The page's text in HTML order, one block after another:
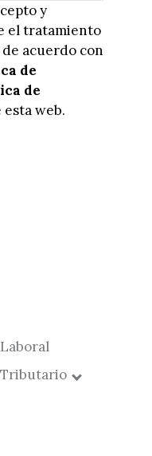
y
el tratamiento
acuerdo con
de
de
esta web.
Laboral
Tributario